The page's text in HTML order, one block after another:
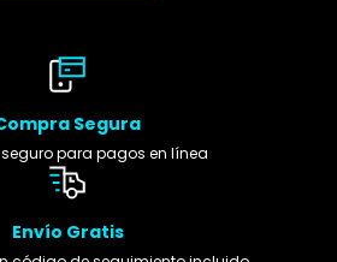
Segura
para pagos en línea
Envío Gratis